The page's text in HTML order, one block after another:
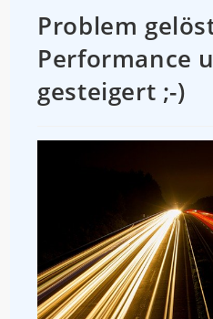
Problem
Performance
gesteigert ;-)